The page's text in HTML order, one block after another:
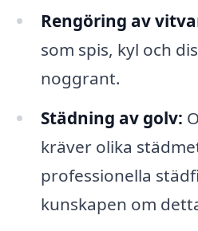
Rengöring av
som spis, kyl och
noggrant.
Städning av golv:
kräver olika
professionella
kunskapen om